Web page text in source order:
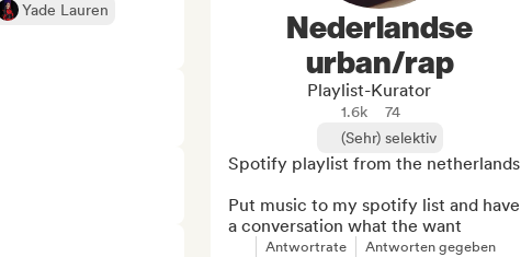
Yade Lauren
Nederlandse
urban/rap
Playlist-Kurator
1.6k
74
(Sehr) selektiv
Spotify playlist from the netherlands
Put music to my spotify list and have
a conversation what the want
Antwortrate Antworten gegeben